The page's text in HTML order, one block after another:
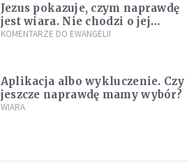
Jezus pokazuje, czym naprawdę
jest wiara. Nie chodzi o jej
wielkość
KOMENTARZE DO EWANGELII
Aplikacja albo wykluczenie. Czy
jeszcze naprawdę mamy wybór?
WIARA